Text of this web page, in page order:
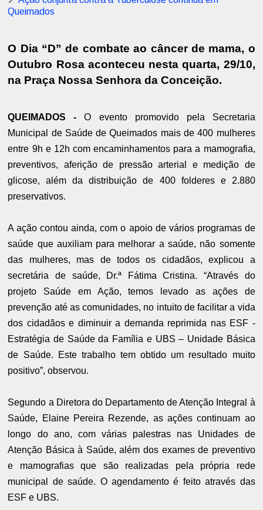
Queimados
O Dia “D” de combate ao câncer de mama, o
Outubro Rosa aconteceu nesta quarta, 29/10,
na Praça Nossa Senhora da Conceição.
QUEIMADOS -O evento promovido pela Secretaria
Municipal de Saúde de Queimados mais de 400 mulheres
entre 9h e 12h com encaminhamentos para a mamografia,
preventivos, aferição de pressão arterial e medição de
glicose, além da distribuição de 400 folderes e 2.880
preservativos.
A ação contou ainda, com o apoio de vários programas de
saúde que auxiliam para melhorar a saúde, não somente
das mulheres, mas de todos os cidadãos, explicou a
secretária de saúde, Dr.ª Fátima Cristina. “Através do
projeto Saúde em Ação, temos levado as ações de
prevenção até as comunidades, no intuito de facilitar a vida
dos cidadãos e diminuir a demanda reprimida nas ESF -
Estratégia de Saúde da Família e UBS – Unidade Básica
de Saúde. Este trabalho tem obtido um resultado muito
positivo”, observou.
Segundo a Diretora do Departamento de Atenção Integral à
Saúde, Elaine Pereira Rezende, as ações continuam ao
longo do ano, com várias palestras nas Unidades de
Atenção Básica à Saúde, além dos exames de preventivo
e mamografias que são realizadas pela própria rede
municipal de saúde. O agendamento é feito através das
ESF e UBS.